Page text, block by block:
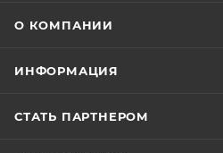
О КОМПАНИИ
ИНФОРМАЦИЯ
СТАТЬ ПАРТНЕРОМ